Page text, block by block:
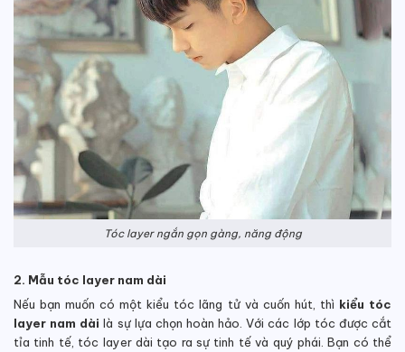
Tóc layer ngắn gọn gàng, năng động
2. Mẫu tóc layer nam dài
Nếu bạn muốn có một kiểu tóc lãng tử và cuốn hút, thì kiểu tóc
layer nam dài là sự lựa chọn hoàn hảo. Với các lớp tóc được cắt
tỉa tinh tế, tóc layer dài tạo ra sự tinh tế và quý phái. Bạn có thể